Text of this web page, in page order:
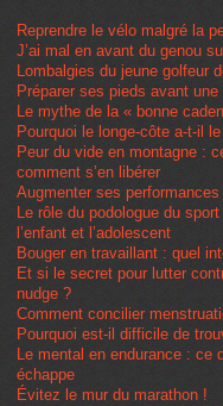
Reprendre le vélo malgré la
J’ai mal en avant du genou
Lombalgies du jeune golfeur
Préparer ses pieds avant
Le mythe de la « bonne
Pourquoi le longe-côte a-t-il
Peur du vide en montagne :
comment s’en libérer
Augmenter ses
Le rôle du podologue du
l’enfant et l’adolescent
Bouger en travaillant : quel
Et si le secret pour lutter
nudge ?
Comment concilier
Pourquoi est-il difficile de
Le mental en endurance :
échappe
Évitez le mur du marathon !